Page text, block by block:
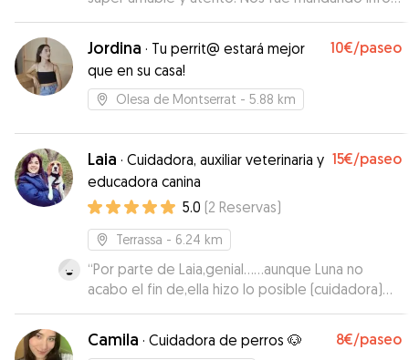
fotos del estado de la perrina. Trufa volvió a
casa como si la que hubiera estado de
vacaciones fuera ella... Si volvemos a irnos en
algun momento volveremos a contar con él.
Jordina · Tu perrit@ estará mejor
que en su casa!
10€/paseo
Olesa de Montserrat - 5.88 km
Laia · Cuidadora, auxiliar veterinaria y
educadora canina
15€/paseo
5.0 (2 Reservas)
Terrassa - 6.24 km
“Por parte de Laia,genial……aunque Luna no
acabo el fin de,ella hizo lo posible (cuidadora)
demasiado apego!!”
Camila · Cuidadora de perros 🐶 8€/paseo